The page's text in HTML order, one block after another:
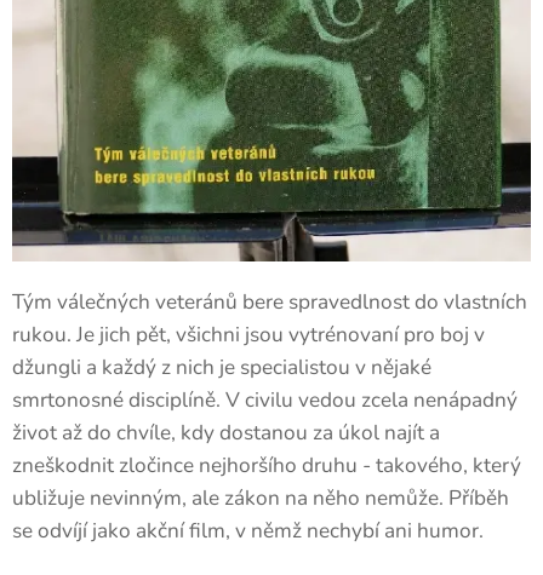
Tým válečných veteránů bere spravedlnost do vlastních
rukou. Je jich pět, všichni jsou vytrénovaní pro boj v
džungli a každý z nich je specialistou v nějaké
smrtonosné disciplíně. V civilu vedou zcela nenápadný
život až do chvíle, kdy dostanou za úkol najít a
zneškodnit zločince nejhoršího druhu - takového, který
ubližuje nevinným, ale zákon na něho nemůže. Příběh
se odvíjí jako akční film, v němž nechybí ani humor.